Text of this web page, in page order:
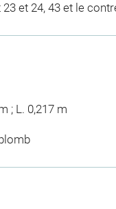
23 et 24, 43 et le
; L. 0,217 m